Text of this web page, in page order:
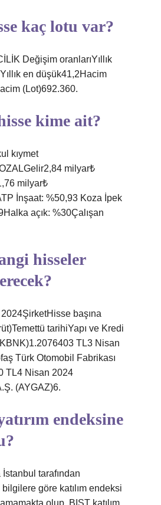
kaç lotu var?
Değişim oranlarıYıllık
en düşük41,2Hacim
(Lot)692.360.
kime ait?
kıymet
milyar₺
milyar₺
İnşaat: %50,93 Koza İpek
açık: %30Çalışan
hisseler
başına
tarihiYapı ve Kredi
TL3 Nisan
Türk Otomobil Fabrikası
TL4 Nisan 2024
(AYGAZ)6.
endeksine
tarafından
göre katılım endeksi
olup, BIST katılım